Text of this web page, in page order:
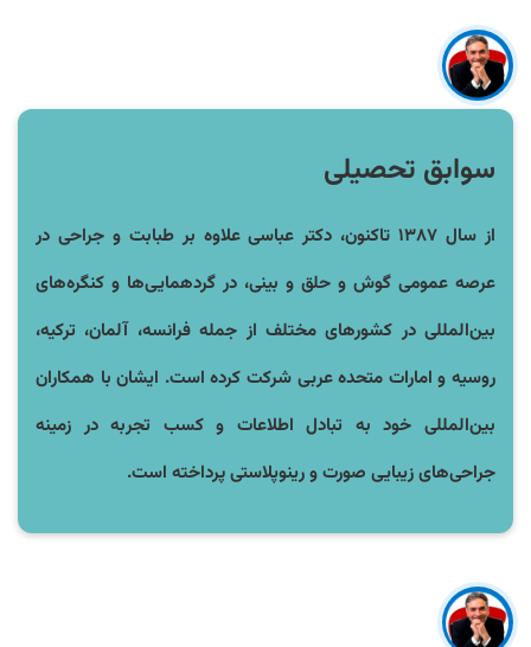
سوابق تحصیلی
از سال ۱۳۸۷ تاکنون، دکتر عباسی علاوه بر طبابت و جراحی در
عرصه عمومی گوش و حلق و بینی، در گردهمایی‌ها و کنگره‌های
بین‌المللی در کشورهای مختلف از جمله فرانسه، آلمان، ترکیه،
روسیه و امارات متحده عربی شرکت کرده است. ایشان با همکاران
بین‌المللی خود به تبادل اطلاعات و کسب تجربه در زمینه
جراحی‌های زیبایی صورت و رینوپلاستی پرداخته است.